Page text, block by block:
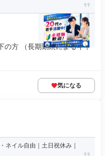
の方 （長期勤続によるキャ
気になる
ネイル自由｜土日祝休み｜